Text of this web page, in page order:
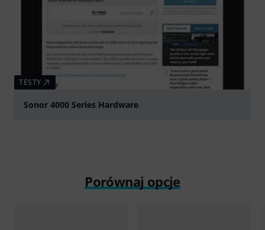
TESTY
Sonor 4000 Series Hardware
Porównaj opcje